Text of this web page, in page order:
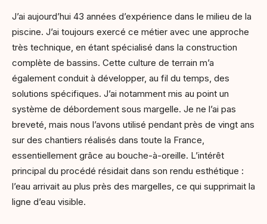
J’ai aujourd’hui 43 années d’expérience dans le milieu de la
piscine. J’ai toujours exercé ce métier avec une approche
très technique, en étant spécialisé dans la construction
complète de bassins. Cette culture de terrain m’a
également conduit à développer, au fil du temps, des
solutions spécifiques. J’ai notamment mis au point un
système de débordement sous margelle. Je ne l’ai pas
breveté, mais nous l’avons utilisé pendant près de vingt ans
sur des chantiers réalisés dans toute la France,
essentiellement grâce au bouche-à-oreille. L’intérêt
principal du procédé résidait dans son rendu esthétique :
l’eau arrivait au plus près des margelles, ce qui supprimait la
ligne d’eau visible.